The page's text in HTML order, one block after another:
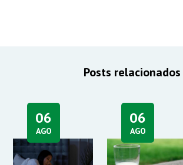
Posts relacionados
06
AGO
06
AGO